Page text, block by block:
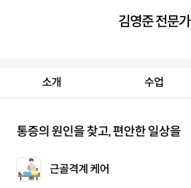
소개 수업
통증의 원인을 찾고, 편안한 일상을
근골격계 케어
김영준 전문가